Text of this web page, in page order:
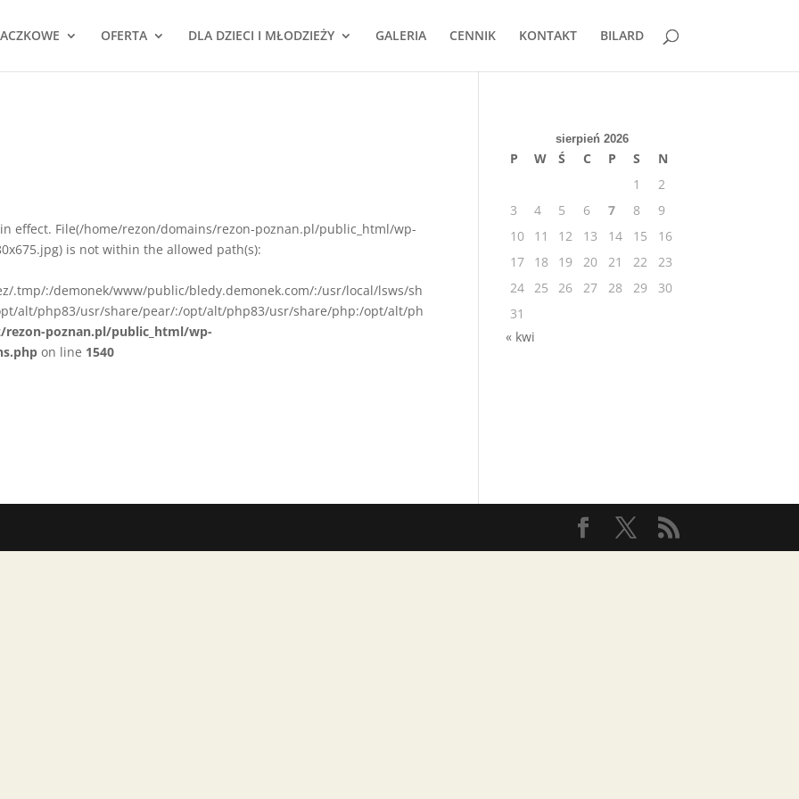
OFERTA DLA DZIECI I MŁODZIEŻY GALERIA CENNIK KONTAKT BILARD
effect. File(/home/rezon/domains/rezon-poznan.pl/public_html/wp-
is not within the allowed path(s):
.tmp/:/demonek/www/public/bledy.demonek.com/:/usr/local/lsws/sh
alt/php83/usr/share/pear/:/opt/alt/php83/usr/share/php:/opt/alt/ph
poznan.pl/public_html/wp-
on line 1540
sierpień 2026
P W Ś C P S
N
1
2
3
4 5 6 7 8
9
10
11 12 13 14 15
16
17
18 19 20 21 22
23
24 25 26 27 28 29
30
31
« kwi